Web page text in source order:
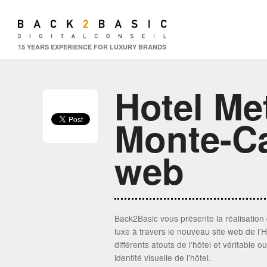
15 YEARS EXPERIENCE FOR LUXURY BRANDS
Hotel
Monte-
web
Back2Basic vous présente la réalisation
luxe à travers le nouveau site web de
différents atouts de l’hôtel et véritable
identité visuelle de l’hôtel.